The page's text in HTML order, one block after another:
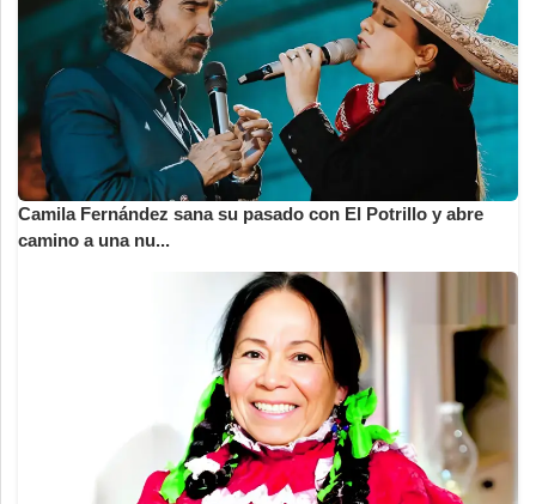
Camila Fernández sana su pasado con El Potrillo y abre
camino a una nu...